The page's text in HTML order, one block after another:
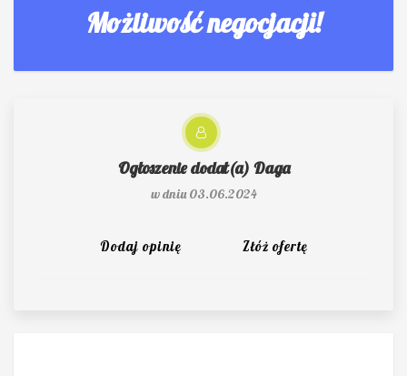
Możliwość negocjacji!
Ogłoszenie dodał(a) Daga
w dniu 03.06.2024
Dodaj opinię Złóż ofertę